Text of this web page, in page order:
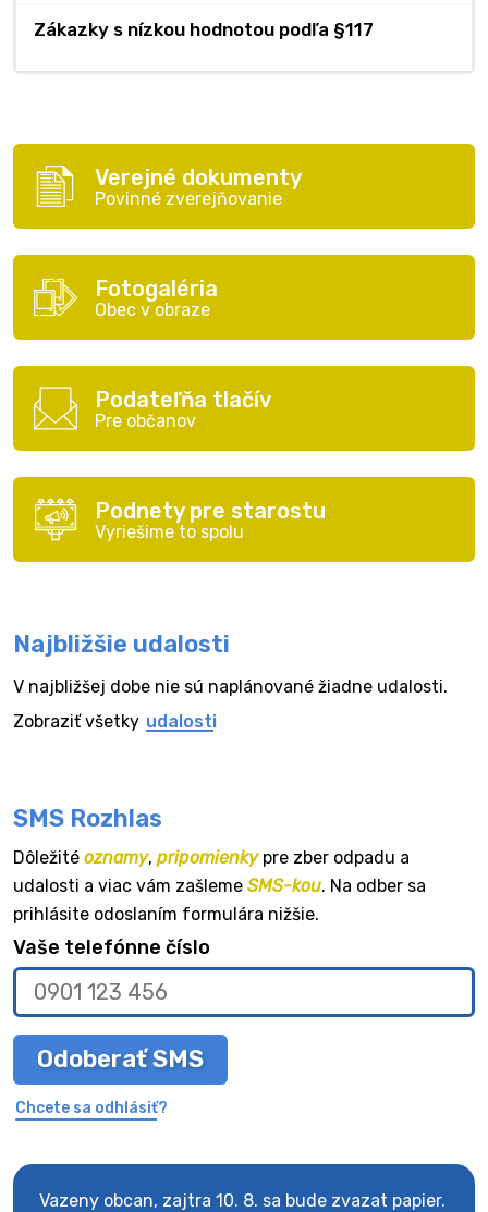
Zákazky s nízkou hodnotou podľa §117
Verejné dokumenty
Povinné zverejňovanie
Fotogaléria
Obec v obraze
Podateľňa tlačív
Pre občanov
Podnety pre starostu
Vyriešime to spolu
Najbližšie udalosti
V najbližšej dobe nie sú naplánované žiadne udalosti.
Zobraziť všetky udalosti
SMS Rozhlas
Dôležité oznamy, pripomienkypre zber odpadu a
udalosti a viac vám zašleme SMS-kou. Na odber sa
prihlásite odoslaním formulára nižšie.
Vaše telefónne číslo
Odoberať SMS
Chcete sa odhlásiť?
Vazeny obcan, zajtra 10. 8. sa bude zvazat papier.